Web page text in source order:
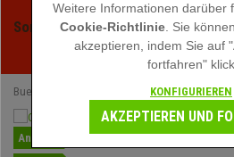
Sommerschlussverauf bei
für kurze Zeit -
Buerostuhlpro Chefsessel
Angebot
Weitere Informationen darüber
Cookie-Richtlinie . Sie
akzeptieren, indem Sie auf
fortfahren"
KONFIGURIEREN
AKZEPTIEREN UND